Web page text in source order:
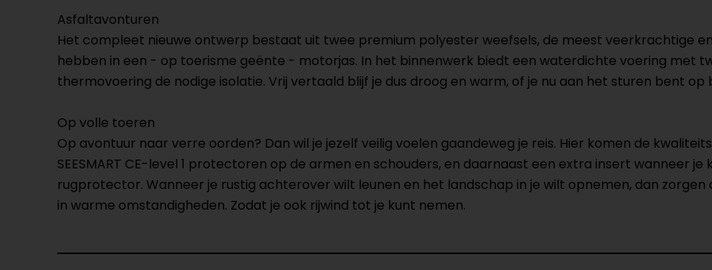
Asfaltavonturen
Het compleet nieuwe ontwerp bestaat uit twee premium polyester weefsels, de meest veerkrachtige
hebben in een - op toerisme geënte - motorjas. In het binnenwerk biedt een waterdichte voering met
thermovoering de nodige isolatie. Vrij vertaald blijf je dus droog en warm, of je nu aan het sturen bent
Op volle toeren
Op avontuur naar verre oorden? Dan wil je jezelf veilig voelen gaandeweg je reis. Hier komen de
SEESMART CE-level 1 protectoren op de armen en schouders, en daarnaast een extra insert wanneer je
rugprotector. Wanneer je rustig achterover wilt leunen en het landschap in je wilt opnemen, dan
in warme omstandigheden. Zodat je ook rijwind tot je kunt nemen.